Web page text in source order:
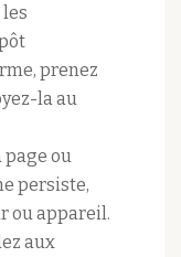
prenez
la au
page ou
persiste,
ou appareil.
aux